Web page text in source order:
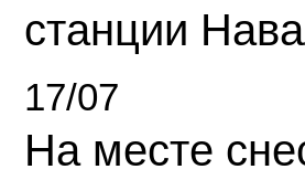
станции
17/07
На месте